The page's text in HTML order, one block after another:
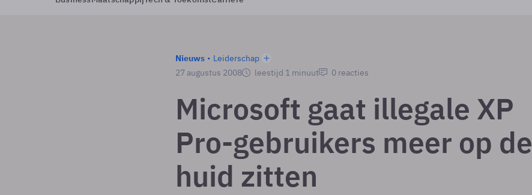
Nieuws
Leiderschap
27 augustus 2008
leestijd 1 minuut 0 reacties
Microsoft gaat illegale XP
Pro-gebruikers meer op de
huid zitten